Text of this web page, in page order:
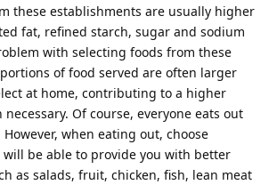
these establishments are usually higher
fat, refined starch, sugar and sodium
with selecting foods from these
of food served are often larger
at home, contributing to a higher
Of course, everyone eats out
when eating out, choose
be able to provide you with better
as salads, fruit, chicken, fish, lean meat